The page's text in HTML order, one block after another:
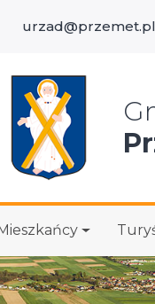
urzad@przemet.pl